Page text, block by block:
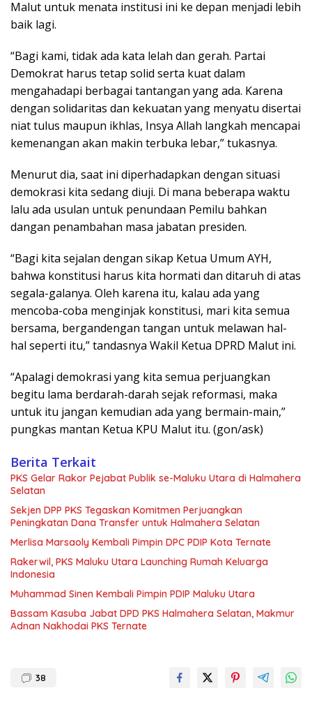
Malut untuk menata institusi ini ke depan menjadi lebih
baik lagi.
“Bagi kami, tidak ada kata lelah dan gerah. Partai
Demokrat harus tetap solid serta kuat dalam
mengahadapi berbagai tantangan yang ada. Karena
dengan solidaritas dan kekuatan yang menyatu disertai
niat tulus maupun ikhlas, Insya Allah langkah mencapai
kemenangan akan makin terbuka lebar,” tukasnya.
Menurut dia, saat ini diperhadapkan dengan situasi
demokrasi kita sedang diuji. Di mana beberapa waktu
lalu ada usulan untuk penundaan Pemilu bahkan
dangan penambahan masa jabatan presiden.
“Bagi kita sejalan dengan sikap Ketua Umum AYH,
bahwa konstitusi harus kita hormati dan ditaruh di atas
segala-galanya. Oleh karena itu, kalau ada yang
mencoba-coba menginjak konstitusi, mari kita semua
bersama, bergandengan tangan untuk melawan hal-
hal seperti itu,” tandasnya Wakil Ketua DPRD Malut ini.
“Apalagi demokrasi yang kita semua perjuangkan
begitu lama berdarah-darah sejak reformasi, maka
untuk itu jangan kemudian ada yang bermain-main,”
pungkas mantan Ketua KPU Malut itu. (gon/ask)
Berita Terkait
PKS Gelar Rakor Pejabat Publik se-Maluku Utara di Halmahera
Selatan
Sekjen DPP PKS Tegaskan Komitmen Perjuangkan
Peningkatan Dana Transfer untuk Halmahera Selatan
Merlisa Marsaoly Kembali Pimpin DPC PDIP Kota Ternate
Rakerwil, PKS Maluku Utara Launching Rumah Keluarga
Indonesia
Muhammad Sinen Kembali Pimpin PDIP Maluku Utara
Bassam Kasuba Jabat DPD PKS Halmahera Selatan, Makmur
Adnan Nakhodai PKS Ternate
38